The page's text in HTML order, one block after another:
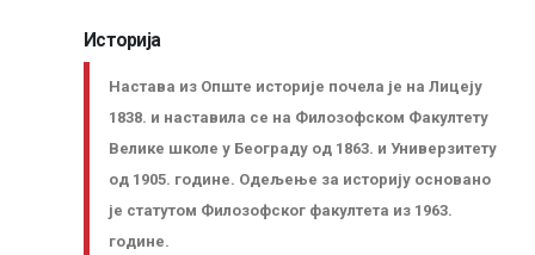
Историја
Настава из Опште историје почела је на Лицеју
1838. и наставила се на Филозофском Факултету
Велике школе у Београду од 1863. и Универзитету
од 1905. године. Одељење за историју основано
је статутом Филозофског факултета из 1963.
године.